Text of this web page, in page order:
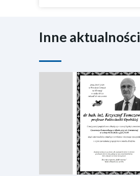
Inne aktualności